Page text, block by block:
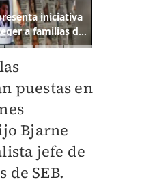
puestas en
Bjarne
jefe de
de SEB.